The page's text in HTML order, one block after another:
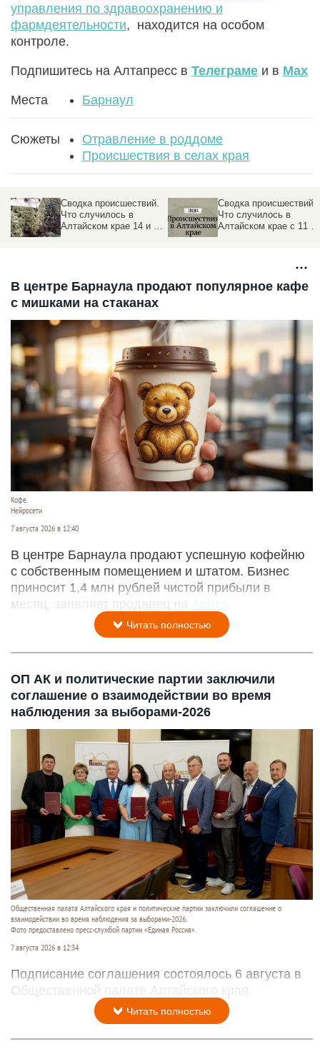
управления по здравоохранению и
фармдеятельности, находится на особом
контроле.
Подпишитесь на Алтапресс в Телеграме и в Max
Места Барнаул
Сюжеты
Отравление в роддоме
Происшествия в селах края
Сводка происшествий.
Что случилось в
Алтайском крае 14 и 15
Сводка происшествий.
Что случилось в
Алтайском крае с 11 по
В центре Барнаула продают популярное кафе
с мишками на стаканах
Кофе.
Нейросети
7 августа 2026 в 12:40
В центре Барнаула продают успешную кофейню
с собственным помещением и штатом. Бизнес
приносит 1,4 млн рублей чистой прибыли в
месяц, заявляет продавец на
Авито
Читать полностью
ОП АК и политические партии заключили
соглашение о взаимодействии во время
наблюдения за выборами-2026
Общественная палата Алтайского края и политические партии заключили соглашение о
взаимодействии во время наблюдения за выборами-2026.
Фото предоставлено пресс-службой партии «Единая Россия».
7 августа 2026 в 12:34
Подписание соглашения состоялось 6 августа в
Общественной палате Алтайского края.
Читать полностью